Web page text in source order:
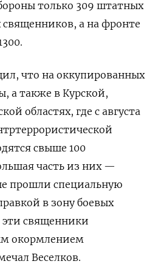
только 309 штатных
а на фронте
что на оккупированных
а также в Курской,
областях, где с августа
свыше 100
часть из них —
прошли специальную
в зону боевых
священники
окормлением
Веселков.